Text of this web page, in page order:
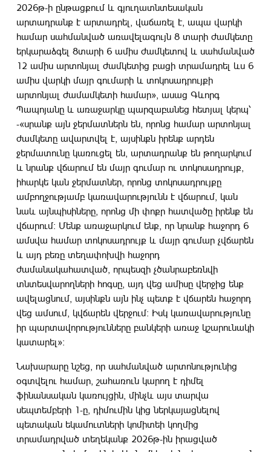
2026թ-ի ընթացքում և գյուղատնտեսական
արտադրանք է արտադրել, վաճառել է, ապա վարկի
համար սահմանված առավելագույն 8 տարի ժամկետը
երկարաձգել 8տարի 6 ամիս ժամկետով և սահմանված
12 ամիս արտոնյալ ժամկետից բացի տրամադրել ևս 6
ամիս վարկի մայր գումարի և տոկոսադրույքի
արտոնյալ ժամամկետի համար», ասաց Գևորգ
Պապոյանը և առաջարկը պարզաբանեց հետյալ կերպ՝
-«սրանք այն ջերմատներն են, որոնց համար արտոնյալ
ժամկետը ավարտվել է, այսինքն իրենք արդեն
ջերմատունը կառուցել են, արտադրանք են թողարկում
և նրանք վճարում են մայր գումար ու տոկոսադրույք,
իհարկե կան ջերմատներ, որոնց տոկոսադրույքը
ամբողջությամբ կառավարությունն է վճարում, կան
նաև այնպիսիները, որոնց մի փոքր հատվածը իրենք են
վճարում։ Մենք առաջարկում ենք, որ նրանք հաջորդ 6
ամսվա համար տոկոսադրույք և մայր գումար չվճարեն
և այդ բեռը տեղափոխվի հաջորդ
ժամանակահատված, որպեսզի չծանրաբեռնվի
տնտեսվարողների հոգսը, այդ վեց ամիսը վերջից ենք
ավելացնում, այսինքն այն ինչ պետք է վճարեն հաջորդ
վեց ամսում, կվճարեն վերջում։ Իսկ կառավարությունը
իր պարտավորությունները բանկերի առաջ կշարունակի
կատարել»։
Նախարարը նշեց, որ սահմանված արտոնությունից
օգտվելու համար, շահառուն կարող է դիմել
ֆինանսական կառույցին, մինչև այս տարվա
սեպտեմբերի 1-ը, դիմումին կից ներկայացնելով
պետական եկամուտների կոմիտեի կողմից
տրամադրված տեղեկանք 2026թ-ին իրացված